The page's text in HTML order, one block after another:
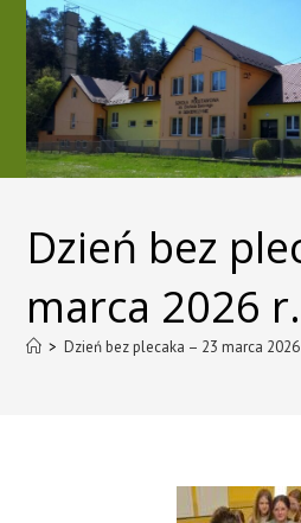
content
Dzień bez
marca 2026 r.
> Dzień bez plecaka – 23 marca 2026